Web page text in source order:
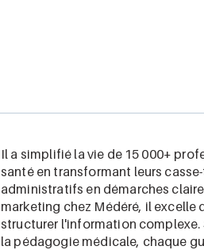
Il a simplifié la vie de 15 000+
santé en transformant leurs
administratifs en démarches
marketing chez Médéré, il excelle
structurer l'information complexe.
la pédagogie médicale, chaque